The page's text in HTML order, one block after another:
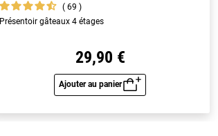
69
Présentoir gâteaux 4 étages
29,90 €
Ajouter au panier
Aperçu rapide